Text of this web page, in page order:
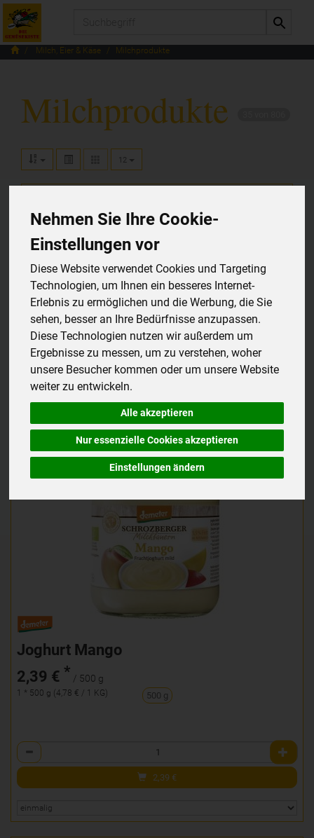
Nehmen Sie Ihre Cookie-
Einstellungen vor
Diese Website verwendet Cookies und Targeting
Technologien, um Ihnen ein besseres Internet-
Erlebnis zu ermöglichen und die Werbung, die Sie
sehen, besser an Ihre Bedürfnisse anzupassen.
Diese Technologien nutzen wir außerdem um
Ergebnisse zu messen, um zu verstehen, woher
unsere Besucher kommen oder um unsere Website
weiter zu entwickeln.
Alle akzeptieren
Nur essenzielle Cookies akzeptieren
Einstellungen ändern
Milch, Eier & Käse Milchprodukte
Milchprodukte
12
Laktosefrei
Hersteller Ernährung Allergene
Joghurt Mango
2,39 € * / 500 g
1 * 500 g (4,78 € / 1 KG) 500 g
Anzahl
2,39 €